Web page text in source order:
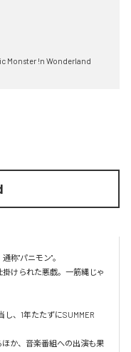
Monster !n Wonderland
称"パニモン"。
けられた悪戯。一筋縄じゃ
、1年たたずにSUMMER
か、音楽番組への出演も果